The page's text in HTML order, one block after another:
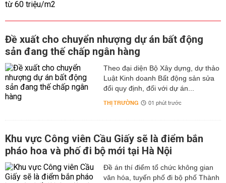
Đề xuất cho chuyển nhượng dự án bất động
sản đang thế chấp ngân hàng
Theo đại diện Bộ Xây dựng, dự thảo
Luật Kinh doanh Bất động sản sửa
đổi quy định, đối với dự án...
THỊ TRƯỜNG 01 phút trước
Khu vực Công viên Cầu Giấy sẽ là điểm bắn
pháo hoa và phố đi bộ mới tại Hà Nội
Đề án thí điểm tổ chức không gian
văn hóa, tuyến phố đi bộ phố Thành